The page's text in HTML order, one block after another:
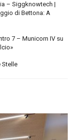
– Siggknowtech |
di Bettona: A
7 – Municorn IV su
Stelle